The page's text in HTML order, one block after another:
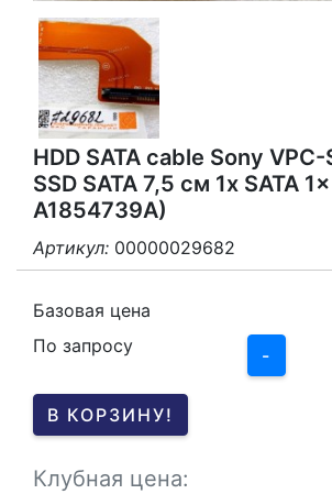
HDD SATA cable Sony VPC-
SSD SATA 7,5 см 1x SATA
A1854739A)
Артикул: 00000029682
Базовая цена
По запросу
-
В КОРЗИНУ!
Клубная цена: